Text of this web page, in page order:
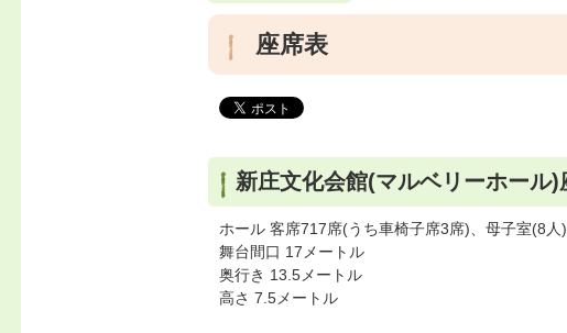
座席表
新庄文化会館(マルベリーホール)
ホール 客席717席(うち車椅子席3席)、母子室(8人)
舞台間口 17メートル
奥行き 13.5メートル
高さ 7.5メートル